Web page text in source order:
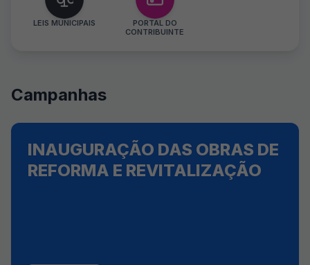
LEIS MUNICIPAIS
PORTAL DO
CONTRIBUINTE
Campanhas
INAUGURAÇÃO DAS OBRAS DE
REFORMA E REVITALIZAÇÃO